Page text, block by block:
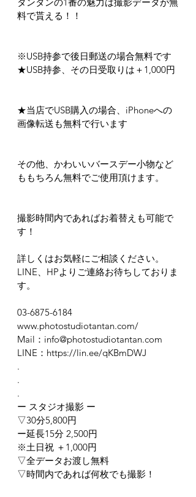
料で貰える！！
※USB持参で後日郵送の場合無料です
★USB持参、その日受取りは＋1,000円
★当店でUSB購入の場合、iPhoneへの
画像転送も無料で行います
その他、かわいいバースデー小物など
ももちろん無料でご使用頂けます。
撮影時間内であればお着替えも可能で
す！
詳しくはお気軽にご相談ください。
LINE、HPよりご連絡お待ちしておりま
す。
03-6875-6184
www.photostudiotantan.com/
Mail：info@photostudiotantan.com
LINE：https://lin.ee/qKBmDWJ
.
.
.
ー スタジオ撮影 ー
▽30分5,800円
ー延長15分 2,500円
※土日祝 ＋1,000円
▽全データお渡し無料
▽時間内であれば何枚でも撮影！